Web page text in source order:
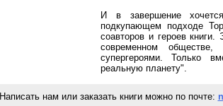
И в завершение
подкупающем подходе
соавторов и героев
современном
супергероями. Только
реальную планету".
Написать нам или заказать книги можно по почте: